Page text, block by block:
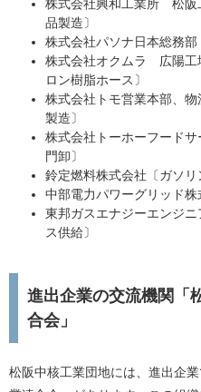
株式会社興和工業所 松阪
品製造〕
株式会社パソナ日本総務部
株式会社オクムラ 広陽工
ロン樹脂ホース〕
株式会社トモ営業本部、
製造〕
株式会社トーホーフード
門卸〕
鈴定燃料株式会社〔ガソリ
中部電力パワーグリッド株
東邦ガスエナジーエンジ
ス供給〕
進出企業の交流機関「
合会」
松阪中核工業団地には、進出企